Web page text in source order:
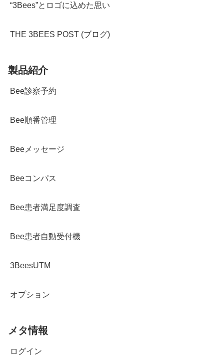
“3Bees”とロゴに込めた思い
THE 3BEES POST (ブログ)
製品紹介
Bee診察予約
Bee順番管理
Beeメッセージ
Beeコンパス
Bee患者満足度調査
Bee患者自動受付機
3BeesUTM
オプション
メタ情報
ログイン